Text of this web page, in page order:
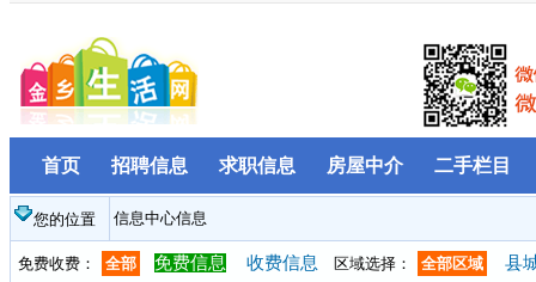
首页 招聘信息 求职信息 房屋中介 二手栏目
您的位置 信息中心信息
免费收费： 全部 免费信息 收费信息 区域选择： 全部区域 县